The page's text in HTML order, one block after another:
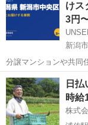
可能！ ★ワ...
けス
新潟市
分譲マンションや共同
務です。 ■ お仕事の流れ スマホの専用アプリでお届け先を確認 → 近
くのマンションまで歩
了報告 ...
新潟 新潟市 ポ
日
時給
株式